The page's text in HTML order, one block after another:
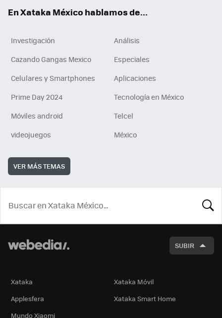
En Xataka México hablamos de...
Investigación
Análisis
Cazando Gangas Mexico
Especiales
Celulares y Smartphones
Aplicaciones
Prime Day 2024
Tecnología en México
Móviles android
Telcel
videojuegos
México
VER MÁS TEMAS
SUBIR
Xataka
Xataka Móvil
Applesfera
Xataka Smart Home
Mundo Xiaomi